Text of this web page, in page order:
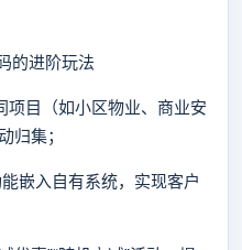
进阶玩法
目（如小区物业、商业安
归集；
入自有系统，实现客户